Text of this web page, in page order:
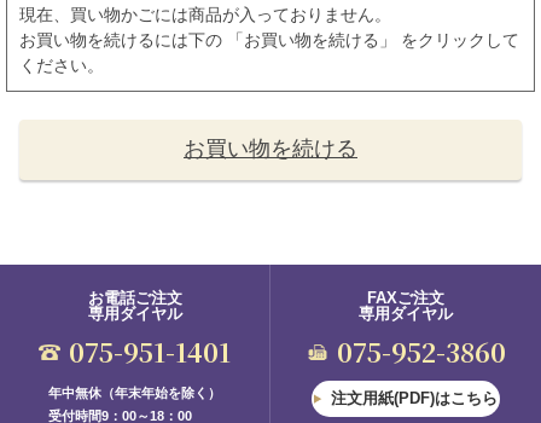
現在、買い物かごには商品が入っておりません。
お買い物を続けるには下の 「お買い物を続ける」 をクリックして
ください。
お買い物を続ける
お電話ご注文
専用ダイヤル
075-951-1401
年中無休（年末年始を除く）
受付時間9：00～18：00
FAXご注文
専用ダイヤル
075-952-3860
注文用紙(PDF)はこちら